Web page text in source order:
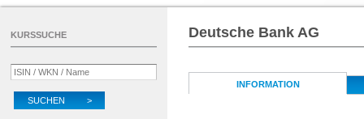
Deutsche Bank AG
INFORMATION
KURSSUCHE
SUCHEN >